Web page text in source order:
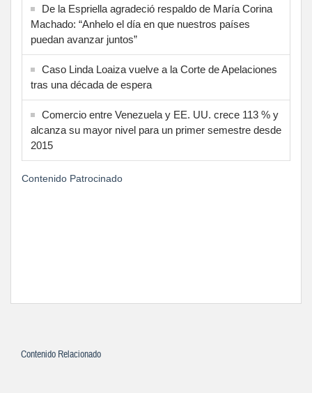
De la Espriella agradeció respaldo de María Corina
Machado: “Anhelo el día en que nuestros países
puedan avanzar juntos”
Caso Linda Loaiza vuelve a la Corte de Apelaciones
tras una década de espera
Comercio entre Venezuela y EE. UU. crece 113 % y
alcanza su mayor nivel para un primer semestre desde
2015
Contenido Patrocinado
Contenido Relacionado